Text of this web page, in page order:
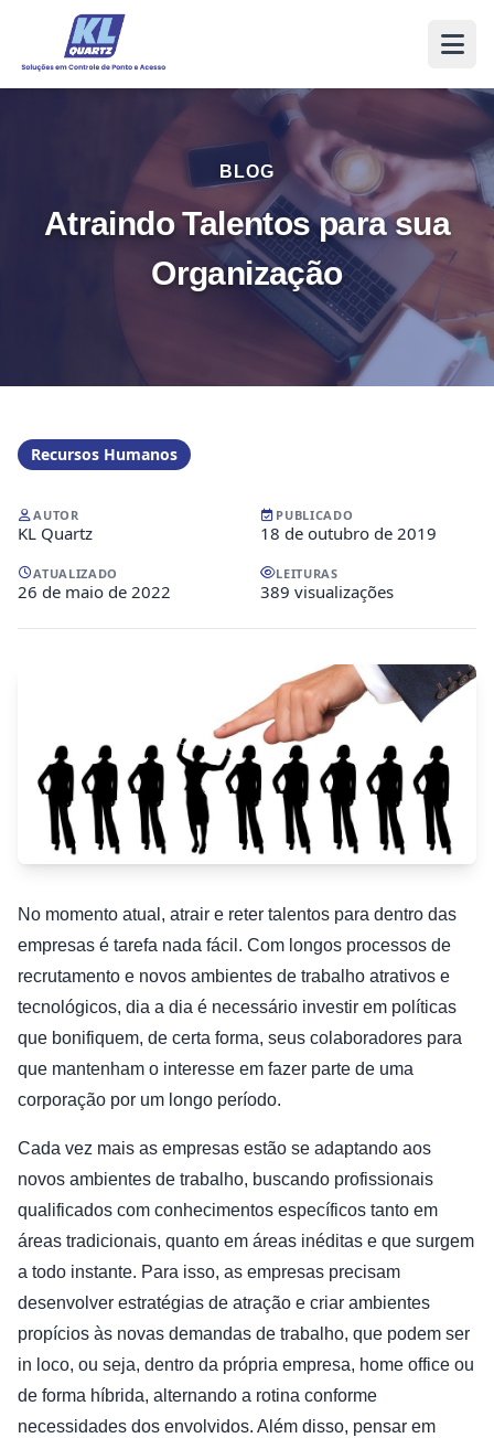
BLOG
Atraindo Talentos para sua
Organização
Recursos Humanos
AUTOR
KL Quartz
PUBLICADO
18 de outubro de 2019
ATUALIZADO
26 de maio de 2022
LEITURAS
389 visualizações
No momento atual, atrair e reter talentos para dentro das
empresas é tarefa nada fácil. Com longos processos de
recrutamento e novos ambientes de trabalho atrativos e
tecnológicos, dia a dia é necessário investir em políticas
que bonifiquem, de certa forma, seus colaboradores para
que mantenham o interesse em fazer parte de uma
corporação por um longo período.
Cada vez mais as empresas estão se adaptando aos
novos ambientes de trabalho, buscando profissionais
qualificados com conhecimentos específicos tanto em
áreas tradicionais, quanto em áreas inéditas e que surgem
a todo instante. Para isso, as empresas precisam
desenvolver estratégias de atração e criar ambientes
propícios às novas demandas de trabalho, que podem ser
in loco, ou seja, dentro da própria empresa, home office ou
de forma híbrida, alternando a rotina conforme
necessidades dos envolvidos. Além disso, pensar em